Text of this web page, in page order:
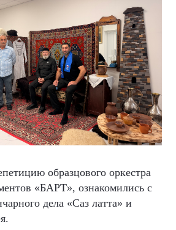
образцового оркестра
«БАРТ», ознакомились с
дела «Саз латта» и